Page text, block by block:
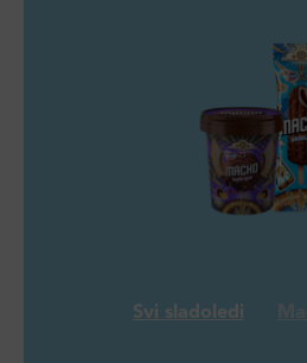
Svi sladoledi